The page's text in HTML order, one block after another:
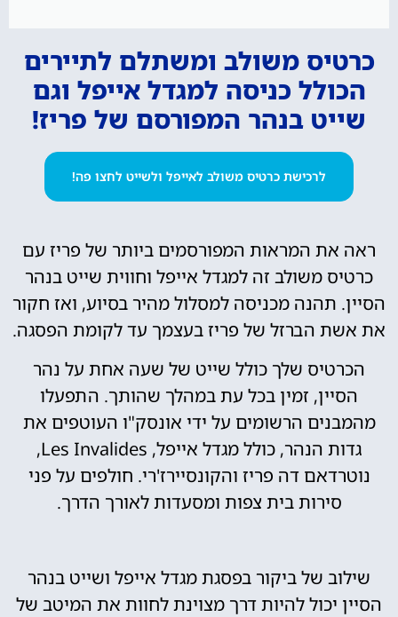
כרטיס משולב ומשתלם לתיירים
הכולל כניסה למגדל אייפל וגם
שייט בנהר המפורסם של פריז!
לרכישת כרטיס משולב לאייפל ולשייט לחצו פה!
ראה את המראות המפורסמים ביותר של פריז עם
כרטיס משולב זה למגדל אייפל וחווית שייט בנהר
הסיין. תהנה מכניסה למסלול מהיר בסיוע, ואז חקור
את אשת הברזל של פריז בעצמך עד לקומת הפסגה.
הכרטיס שלך כולל שייט של שעה אחת על נהר
הסיין, זמין בכל עת במהלך שהותך. התפעלו
מהמבנים הרשומים על ידי אונסק"ו העוטפים את
גדות הנהר, כולל מגדל אייפל, Les Invalides,
נוטרדאם דה פריז והקונסיירז'רי. חולפים על פני
סירות בית צפות ומסעדות לאורך הדרך.
שילוב של ביקור בפסגת מגדל אייפל ושייט בנהר
הסיין יכול להיות דרך מצוינת לחוות את המיטב של